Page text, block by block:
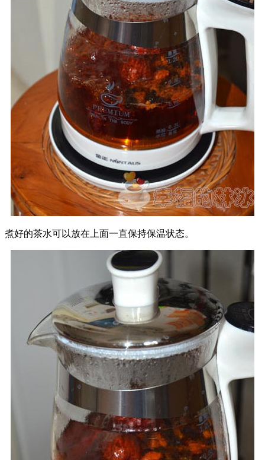
煮好的茶水可以放在上面一直保持保温状态。